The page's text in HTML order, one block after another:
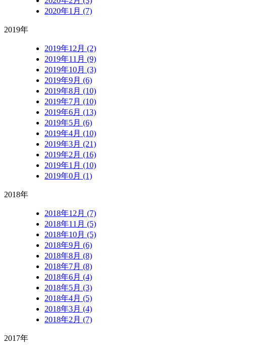
2020年1月 (7)
2019年
2019年12月 (2)
2019年11月 (9)
2019年10月 (3)
2019年9月 (6)
2019年8月 (10)
2019年7月 (10)
2019年6月 (13)
2019年5月 (6)
2019年4月 (10)
2019年3月 (21)
2019年2月 (16)
2019年1月 (10)
2019年0月 (1)
2018年
2018年12月 (7)
2018年11月 (5)
2018年10月 (5)
2018年9月 (6)
2018年8月 (8)
2018年7月 (8)
2018年6月 (4)
2018年5月 (3)
2018年4月 (5)
2018年3月 (4)
2018年2月 (7)
2017年